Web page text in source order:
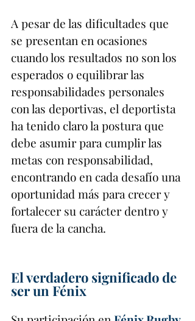
A pesar de las dificultades que
se presentan en ocasiones
cuando los resultados no son los
esperados o equilibrar las
responsabilidades personales
con las deportivas, el deportista
ha tenido claro la postura que
debe asumir para cumplir las
metas con responsabilidad,
encontrando en cada desafío una
oportunidad más para crecer y
fortalecer su carácter dentro y
fuera de la cancha.
El verdadero significado de
ser un Fénix